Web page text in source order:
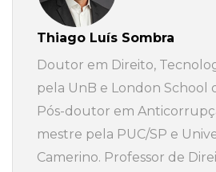
Thiago Luís Sombra
Doutor em Direito,
pela UnB e London School
Pós-doutor em
mestre pela PUC/SP e
Camerino. Professor de